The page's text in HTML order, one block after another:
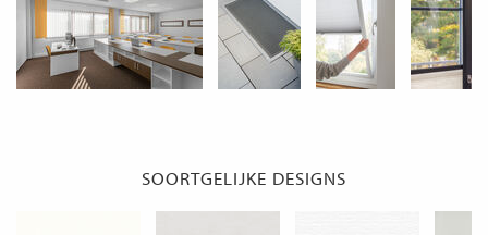
SOORTGELIJKE DESIGNS